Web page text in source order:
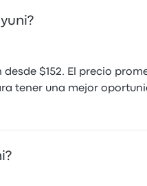
$152. El precio
tener una mejor